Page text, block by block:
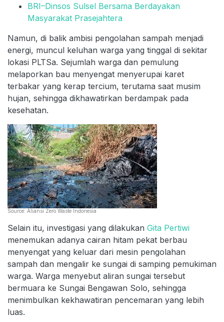
BRI–Dinsos Sulsel Bersama Berdayakan
Masyarakat Prasejahtera
Namun, di balik ambisi pengolahan sampah menjadi
energi, muncul keluhan warga yang tinggal di sekitar
lokasi PLTSa. Sejumlah warga dan pemulung
melaporkan bau menyengat menyerupai karet
terbakar yang kerap tercium, terutama saat musim
hujan, sehingga dikhawatirkan berdampak pada
kesehatan.
Source: Aliansi Zero Waste Indonesia
Selain itu, investigasi yang dilakukan Gita Pertiwi
menemukan adanya cairan hitam pekat berbau
menyengat yang keluar dari mesin pengolahan
sampah dan mengalir ke sungai di samping pemukiman
warga. Warga menyebut aliran sungai tersebut
bermuara ke Sungai Bengawan Solo, sehingga
menimbulkan kekhawatiran pencemaran yang lebih
luas.